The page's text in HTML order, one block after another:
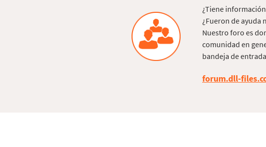
¿Tiene
¿Fueron de ayuda
Nuestro foro es
comunidad en
bandeja de
forum.dll-